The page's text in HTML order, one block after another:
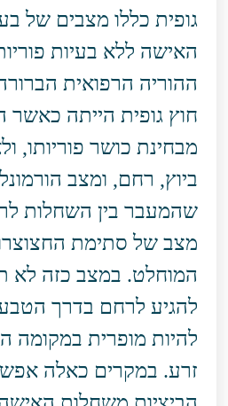
גופית כללו מצבים של
האישה ללא בעיות
ההוריה הרפואית
חוץ גופית הייתה כאשר
מבחינת כושר פוריותו,
ביוץ, רחם, ומצב
שהמעבר בין השחלות
מצב של סתימת
המוחלט. במצב כזה לא
להגיע לרחם בדרך
להיות מופרית במקומה
זרע. במקרים כאלה